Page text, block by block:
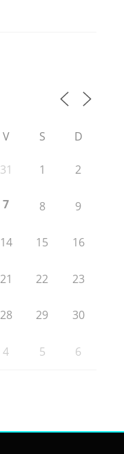
V S D
31 1 2
7 8 9
14 15 16
21 22 23
28 29 30
4 5 6